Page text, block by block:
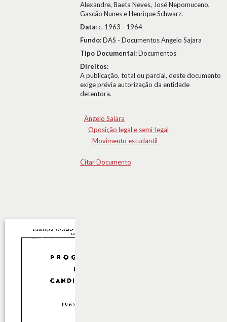
Alexandre, Baeta Neves, José Nepomuceno,
Gascão Nunes e Henrique Schwarz.
Data:c. 1963 - 1964
Fundo:DAS - Documentos Angelo Sajara
Tipo Documental:Documentos
Direitos:
A publicação, total ou parcial, deste documento
exige prévia autorização da entidade
detentora.
Ângelo Sajara
Oposição legal e semi-legal
Movimento estudantil
Citar Documento